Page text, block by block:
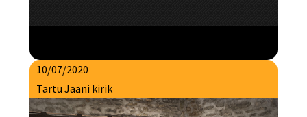
10/07/2020
Tartu Jaani kirik